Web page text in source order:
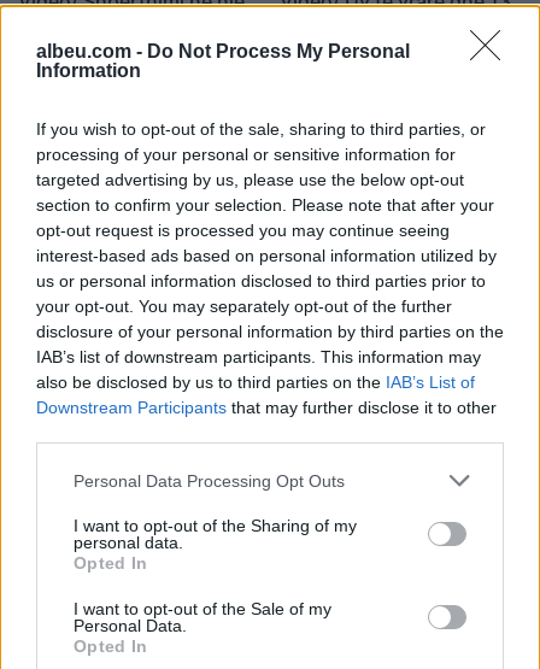
albeu.com - Do Not Process My Personal
Information
If you wish to opt-out of the sale, sharing to third parties, or
processing of your personal or sensitive information for
targeted advertising by us, please use the below opt-out
section to confirm your selection. Please note that after your
opt-out request is processed you may continue seeing
interest-based ads based on personal information utilized by
us or personal information disclosed to third parties prior to
your opt-out. You may separately opt-out of the further
disclosure of your personal information by third parties on the
IAB’s list of downstream participants. This information may
also be disclosed by us to third parties on the IAB’s List of
Downstream Participants that may further disclose it to other
Personal Data Processing Opt Outs
I want to opt-out of the Sharing of my
personal data.
Opted In
I want to opt-out of the Sale of my
Personal Data.
Opted In
Damaskut lë 2 të vdekur
dhe 13 të plagosur
shpërthimi i një minibusi
Ceuta përballet me krizë
të rëndë humanitare, hyrja
e 72,000 emigrantëve në
dy ditë ndez përplasjet
politike në Spanjë
Profesori i Kembrixhit
largohet nga detyra pas
akuzave për plagjiaturë
dhe pasaktësi akademike
Sllovakia përballet me
vapë ekstreme,
termometri arrin 42.2
gradë Celsius
Dy tramvaje përplasen në
plagosur, tre në gjendje